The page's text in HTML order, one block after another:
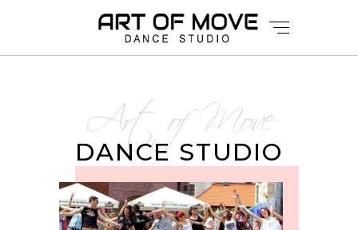
Art of Move
DANCE STUDIO